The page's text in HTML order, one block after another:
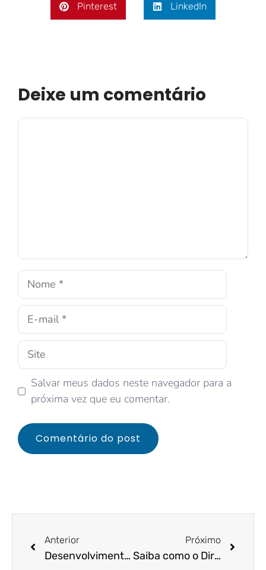
Pinterest LinkedIn
Deixe um comentário
Salvar meus dados neste navegador para a
próxima vez que eu comentar.
Anterior
Desenvolvimento econômico sustentável, um dos maiores benefícios da governança corporativa
Próximo
Saiba como o Direito Empresarial pode ajudar sua empresa nas transações econômicas